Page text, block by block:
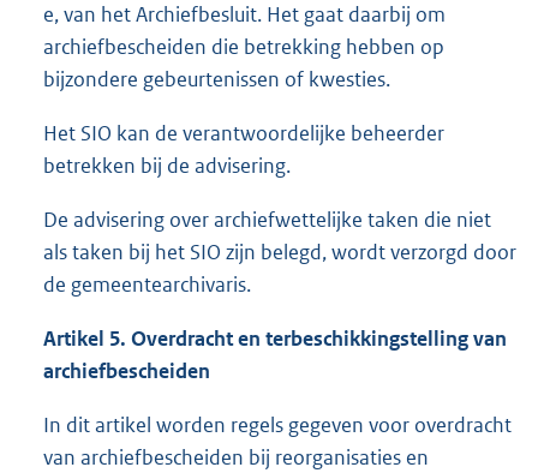
e, van het Archiefbesluit. Het gaat daarbij om
archiefbescheiden die betrekking hebben op
bijzondere gebeurtenissen of kwesties.
Het SIO kan de verantwoordelijke beheerder
betrekken bij de advisering.
De advisering over archiefwettelijke taken die niet
als taken bij het SIO zijn belegd, wordt verzorgd door
de gemeentearchivaris.
Artikel 5. Overdracht en terbeschikkingstelling van
archiefbescheiden
In dit artikel worden regels gegeven voor overdracht
van archiefbescheiden bij reorganisaties en